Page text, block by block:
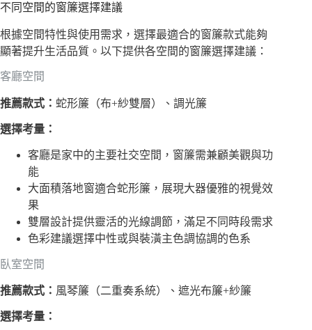
不同空間的窗簾選擇建議
根據空間特性與使用需求，選擇最適合的窗簾款式能夠
顯著提升生活品質。以下提供各空間的窗簾選擇建議：
客廳空間
推薦款式： 蛇形簾（布+紗雙層）、調光簾
選擇考量：
客廳是家中的主要社交空間，窗簾需兼顧美觀與功
能
大面積落地窗適合蛇形簾，展現大器優雅的視覺效
果
雙層設計提供靈活的光線調節，滿足不同時段需求
色彩建議選擇中性或與裝潢主色調協調的色系
臥室空間
推薦款式： 風琴簾（二重奏系統）、遮光布簾+紗簾
選擇考量：